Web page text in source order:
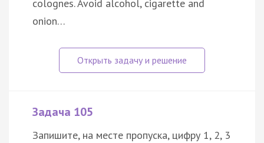
colognes. Avoid alcohol, cigarette and
onion…
Задача 105
Запишите, на месте пропуска, цифру 1, 2, 3